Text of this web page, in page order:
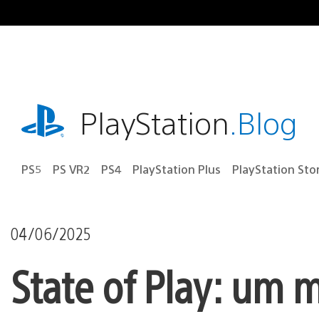
para
playstation.comPlayStation.Blog
PS5 PS VR2 PS4 PlayStation Plus PlayStation
04/06/2025
State of Play: um